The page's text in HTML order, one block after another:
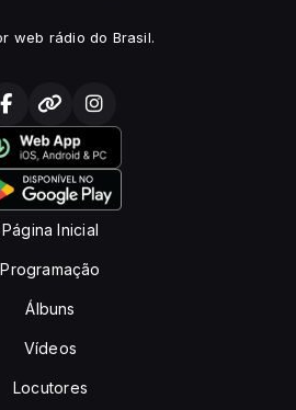
web rádio do Brasil.
Página Inicial
Programação
Álbuns
Vídeos
Locutores